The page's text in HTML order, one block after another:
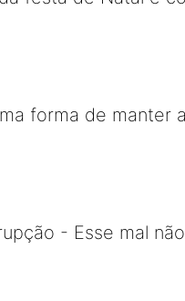
forma de manter
- Esse mal